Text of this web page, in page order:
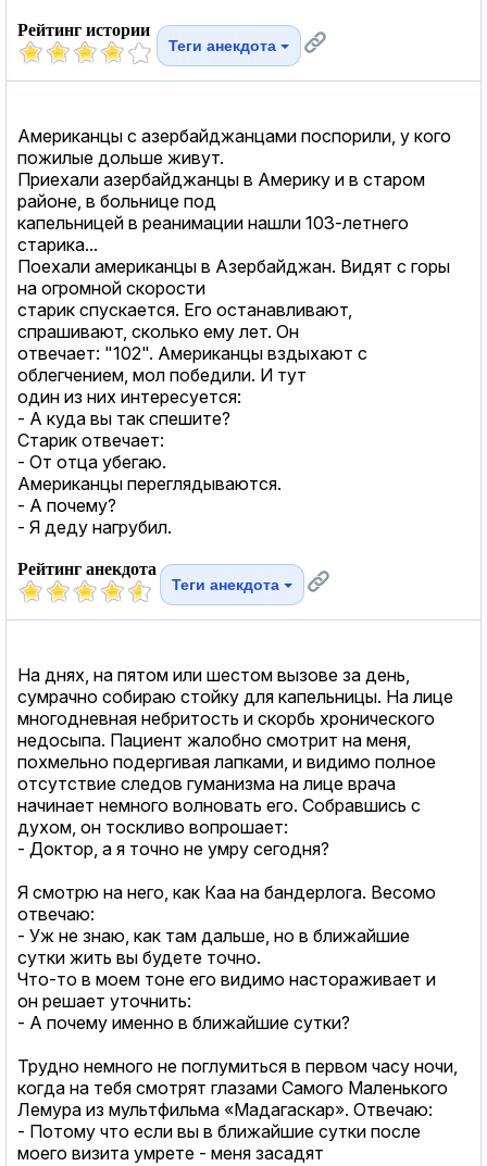
Рейтинг истории
Теги анекдота
Американцы с азербайджанцами поспорили, у кого
пожилые дольше живут.
Приехали азербайджанцы в Америку и в старом
районе, в больнице под
капельницей в реанимации нашли 103-летнего
старика...
Поехали американцы в Азербайджан. Видят с горы
на огромной скорости
старик спускается. Его останавливают,
спрашивают, сколько ему лет. Он
отвечает: "102". Американцы вздыхают с
облегчением, мол победили. И тут
один из них интересуется:
- А куда вы так спешите?
Старик отвечает:
- От отца убегаю.
Американцы переглядываются.
- А почему?
- Я деду нагрубил.
Рейтинг анекдота
Теги анекдота
На днях, на пятом или шестом вызове за день,
сумрачно собираю стойку для капельницы. На лице
многодневная небритость и скорбь хронического
недосыпа. Пациент жалобно смотрит на меня,
похмельно подергивая лапками, и видимо полное
отсутствие следов гуманизма на лице врача
начинает немного волновать его. Собравшись с
духом, он тоскливо вопрошает:
- Доктор, а я точно не умру сегодня?
Я смотрю на него, как Каа на бандерлога. Весомо
отвечаю:
- Уж не знаю, как там дальше, но в ближайшие
сутки жить вы будете точно.
Что-то в моем тоне его видимо настораживает и
он решает уточнить:
- А почему именно в ближайшие сутки?
Трудно немного не поглумиться в первом часу ночи,
когда на тебя смотрят глазами Самого Маленького
Лемура из мультфильма «Мадагаскар». Отвечаю:
- Потому что если вы в ближайшие сутки после
моего визита умрете - меня засадят